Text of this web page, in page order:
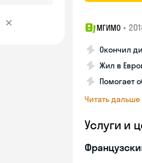
МГИМО •
Окончил
Жил в
Помогает
Читать дальше
Услуги и